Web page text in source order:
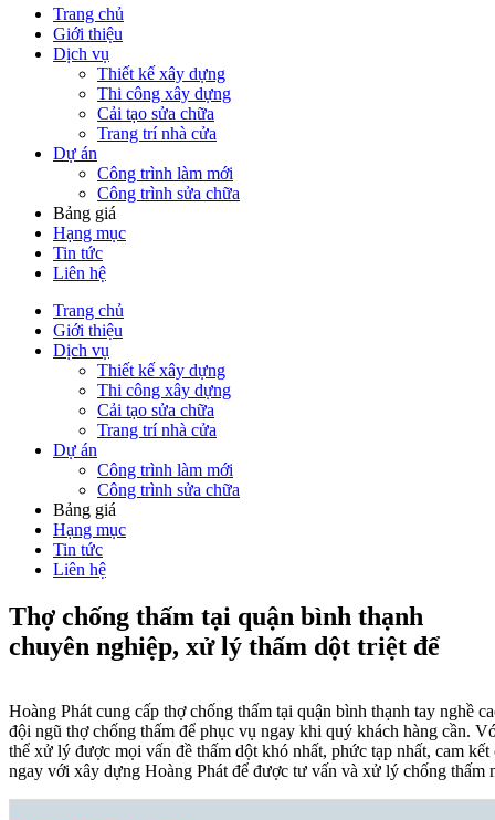
Trang chủ
Giới thiệu
Dịch vụ
Thiết kế xây dựng
Thi công xây dựng
Cải tạo sửa chữa
Trang trí nhà cửa
Dự án
Công trình làm mới
Công trình sửa chữa
Bảng giá
Hạng mục
Tin tức
Liên hệ
Trang chủ
Giới thiệu
Dịch vụ
Thiết kế xây dựng
Thi công xây dựng
Cải tạo sửa chữa
Trang trí nhà cửa
Dự án
Công trình làm mới
Công trình sửa chữa
Bảng giá
Hạng mục
Tin tức
Liên hệ
Thợ chống thấm tại quận bình thạnh
chuyên nghiệp, xử lý thấm dột triệt để
Hoàng Phát cung cấp thợ chống thấm tại quận bình thạnh tay nghề
đội ngũ thợ chống thấm để phục vụ ngay khi quý khách hàng cần.
thể xử lý được mọi vấn đề thấm dột khó nhất, phức tạp nhất, cam
ngay với xây dựng Hoàng Phát để được tư vấn và xử lý chống thấm